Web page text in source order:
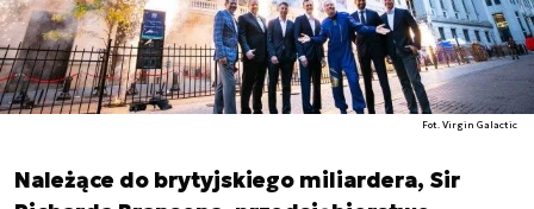
Fot. Virgin Galactic
Należące do brytyjskiego miliardera, Sir